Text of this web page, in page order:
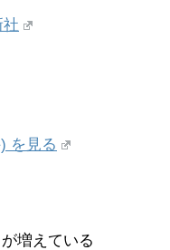
社
を見る
増えている